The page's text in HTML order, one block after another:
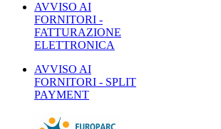
AVVISO AI
FORNITORI -
FATTURAZIONE
ELETTRONICA
AVVISO AI
FORNITORI - SPLIT
PAYMENT